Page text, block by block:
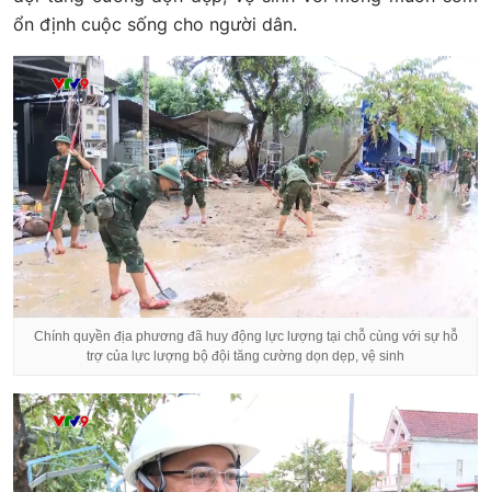
ổn định cuộc sống cho người dân.
Chính quyền địa phương đã huy động lực lượng tại chỗ cùng với sự hỗ
trợ của lực lượng bộ đội tăng cường dọn dẹp, vệ sinh